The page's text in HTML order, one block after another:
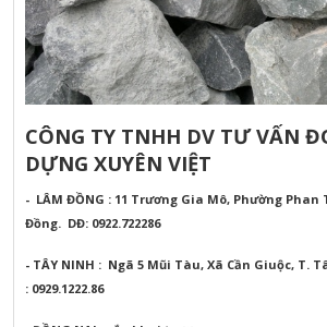
CÔNG TY TNHH DV TƯ VẤN
DỰNG XUYÊN VIỆT
- LÂM ĐỒNG : 11 Trương Gia Mô, Phường Phan
Đồng. DĐ: 0922.722286
- TÂY NINH : Ngã 5 Mũi Tàu, Xã Cần Giuộc, T.
: 0929.1222.86